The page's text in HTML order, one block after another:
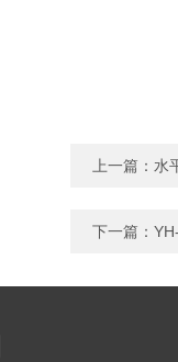
上一篇： 水
下一篇：